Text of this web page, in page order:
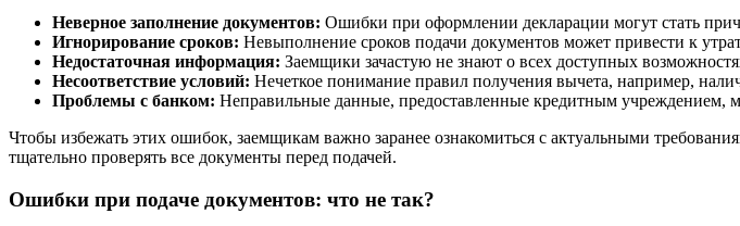
Неверное заполнение документов: Ошибки при оформлении декларации могут стать
Игнорирование сроков: Невыполнение сроков подачи документов может привести к
Недостаточная информация: Заемщики зачастую не знают о всех доступных
Несоответствие условий: Нечеткое понимание правил получения вычета, например,
Проблемы с банком: Неправильные данные, предоставленные кредитным учреждением,
Чтобы избежать этих ошибок, заемщикам важно заранее ознакомиться с актуальными
тщательно проверять все документы перед подачей.
Ошибки при подаче документов: что не так?